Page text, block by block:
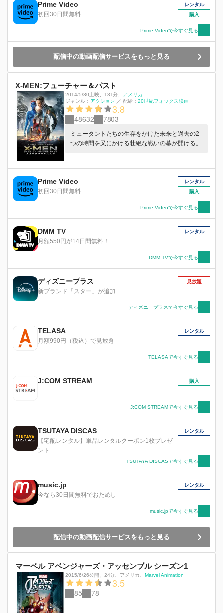
Prime Video
初回30日間無料
レンタル
購入
Prime Videoで今すぐ見る
配信中の動画配信サービスをもっと見る
X-MEN:フューチャー＆パスト
2014/5/30上映 131分
アメリカ
ジャンル： アクション ／ 配給： 20世紀フォックス映画
3.8
48632 7803
ミュータントたちの生存をかけた未来と過去の2
つの時間を又にかける壮絶な戦いの幕が開ける。
Prime Video
初回30日間無料
レンタル
購入
Prime Videoで今すぐ見る
DMM TV
月額550円が14日間無料！
レンタル
DMM TVで今すぐ見る
ディズニープラス
新ブランド「スター」が追加
見放題
ディズニープラスで今すぐ見る
TELASA
月額990円（税込）で見放題
レンタル
TELASAで今すぐ見る
J:COM STREAM
-
購入
J:COM STREAMで今すぐ見る
TSUTAYA DISCAS
【宅配レンタル】単品レンタルクーポン1枚プレゼ
ント
レンタル
TSUTAYA DISCASで今すぐ見る
music.jp
今なら30日間無料でおためし
レンタル
music.jpで今すぐ見る
配信中の動画配信サービスをもっと見る
マーベル アベンジャーズ・アッセンブル シーズン1
2015/6/26公開 24分 アメリカ Marvel Animation
3.5
85 78